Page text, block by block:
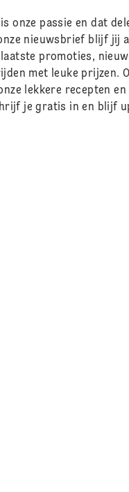
onze passie en dat
nieuwsbrief blijf jij
promoties,
met leuke prijzen.
lekkere recepten en
je gratis in en blijf